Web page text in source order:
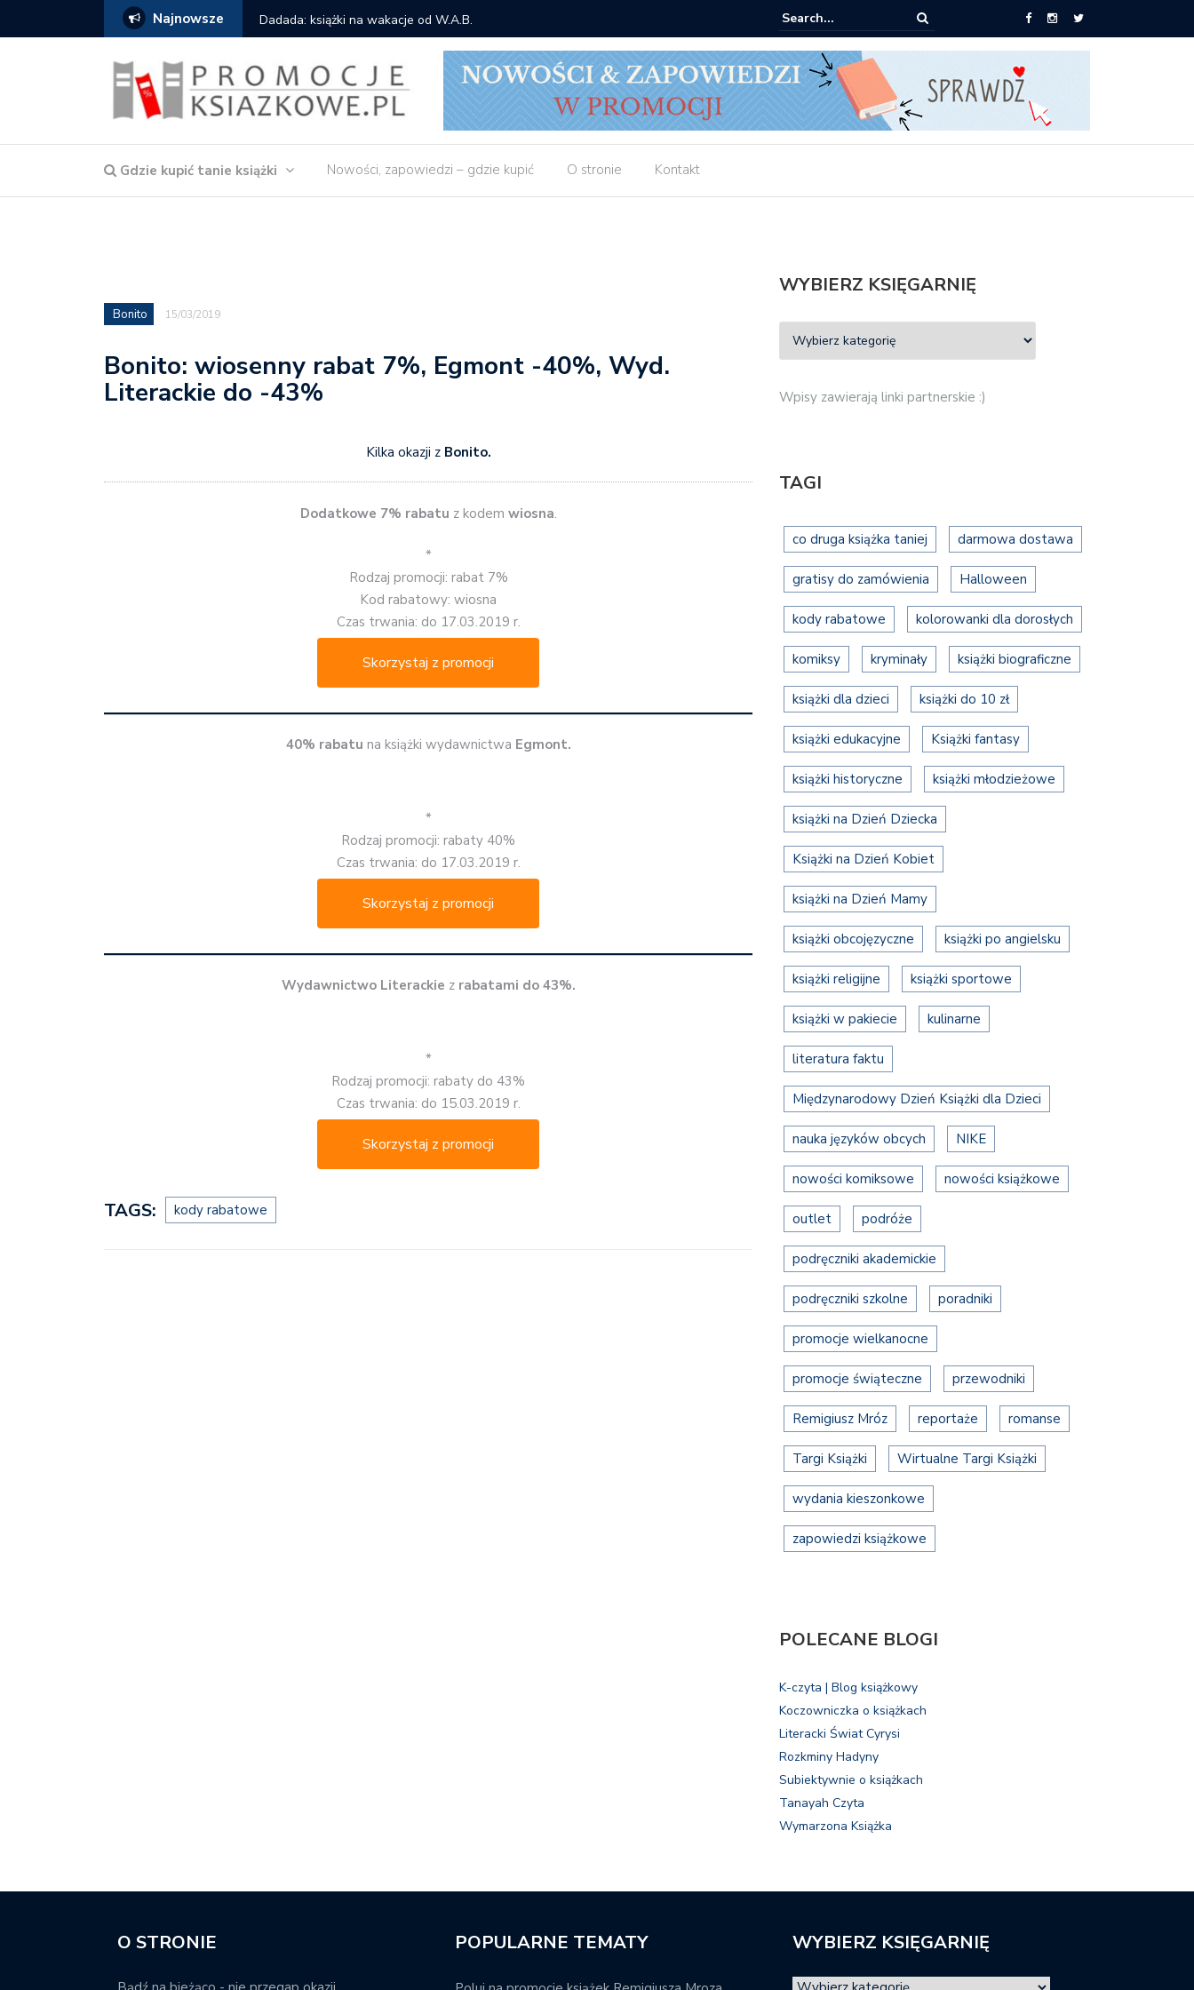
Najnowsze
na wakacje od W.A.B. Gdzie kupić: Mieczysław Gorzka – Copycat Znak: książki od 2,90 zł do zamówienia
Gdzie kupić tanie książki Nowości, zapowiedzi – gdzie kupić O stronie Kontakt
Bonito 15/03/2019
Bonito: wiosenny rabat 7%, Egmont -40%, Wyd.
Literackie do -43%
Kilka okazji z Bonito.
Dodatkowe 7% rabatu z kodem wiosna.
*
Rodzaj promocji: rabat 7%
Kod rabatowy: wiosna
Czas trwania: do 17.03.2019 r.
Skorzystaj z promocji
40% rabatu na książki wydawnictwa Egmont.
*
Rodzaj promocji: rabaty 40%
Czas trwania: do 17.03.2019 r.
Skorzystaj z promocji
Wydawnictwo Literackie zrabatami do 43%.
*
Rodzaj promocji: rabaty do 43%
Czas trwania: do 15.03.2019 r.
Skorzystaj z promocji
TAGS: kody rabatowe
WYBIERZ KSIĘGARNIĘ
Wpisy zawierają linki partnerskie :)
TAGI
co druga książka taniej darmowa dostawa
gratisy do zamówienia Halloween
kody rabatowe kolorowanki dla dorosłych
komiksy kryminały książki biograficzne
książki dla dzieci książki do 10 zł
książki edukacyjne Książki fantasy
książki historyczne książki młodzieżowe
książki na Dzień Dziecka
Książki na Dzień Kobiet
książki na Dzień Mamy
książki obcojęzyczne książki po angielsku
książki religijne książki sportowe
książki w pakiecie kulinarne
literatura faktu
Międzynarodowy Dzień Książki dla Dzieci
nauka języków obcych NIKE
nowości komiksowe nowości książkowe
outlet podróże
podręczniki akademickie
podręczniki szkolne poradniki
promocje wielkanocne
promocje świąteczne przewodniki
Remigiusz Mróz reportaże romanse
Targi Książki Wirtualne Targi Książki
wydania kieszonkowe
zapowiedzi książkowe
POLECANE BLOGI
K-czyta | Blog książkowy
Koczowniczka o książkach
Literacki Świat Cyrysi
Rozkminy Hadyny
Subiektywnie o książkach
Tanayah Czyta
Wymarzona Książka
O STRONIE POPULARNE TEMATY WYBIERZ KSIĘGARNIĘ